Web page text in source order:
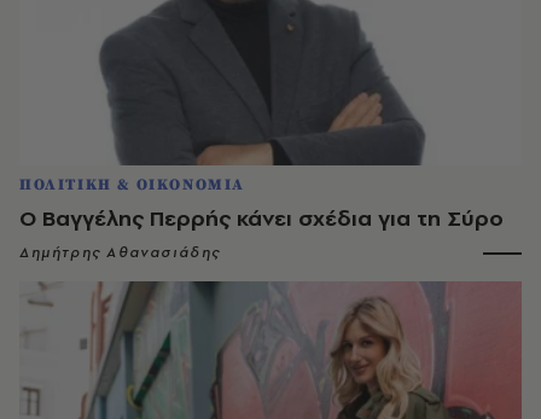
ΠΟΛΙΤΙΚΗ & ΟΙΚΟΝΟΜΙΑ
Ο Βαγγέλης Περρής κάνει σχέδια για τη Σύρο
Δημήτρης Αθανασιάδης